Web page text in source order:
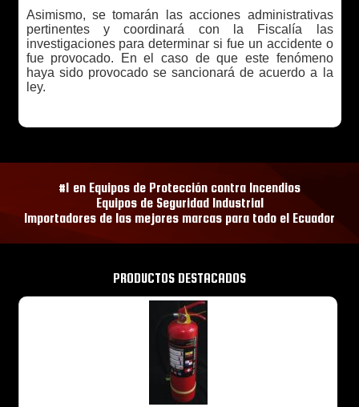
Asimismo, se tomarán las acciones administrativas
pertinentes y coordinará con la Fiscalía las
investigaciones para determinar si fue un accidente o
fue provocado. En el caso de que este fenómeno
haya sido provocado se sancionará de acuerdo a la
ley.
#1 en Equipos de Protección contra Incendios
Equipos de Seguridad Industrial
Importadores de las mejores marcas para todo el Ecuador
PRODUCTOS DESTACADOS